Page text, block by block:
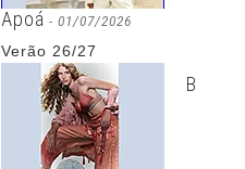
Apoá - 01/07/2026
Verão 26/27
B